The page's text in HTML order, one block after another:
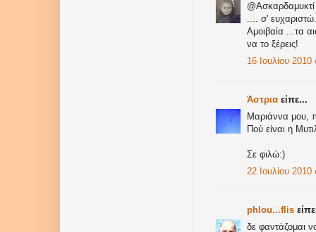
.... σ'
Αμοιβαία ...τα
να το ξέρεις!
16 Ιουλίου
Άστρια είπε...
Μαριάννα μου,
Πού είναι η
Σε φιλώ:)
22 Ιουλίου 2010
phlou...flis
δε φαντάζομαι